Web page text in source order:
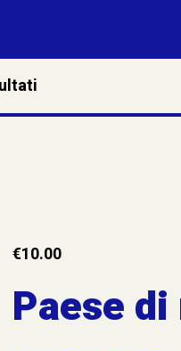
Paese
€10.00